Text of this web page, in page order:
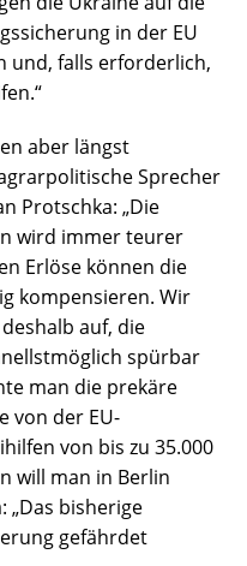
in der EU
und, falls erforderlich,
aber längst
Sprecher
Protschka: „Die
wird immer teurer
Erlöse können die
kompensieren. Wir
auf, die
spürbar
man die prekäre
von der EU-
von bis zu 35.000
will man in Berlin
„Das bisherige
gefährdet